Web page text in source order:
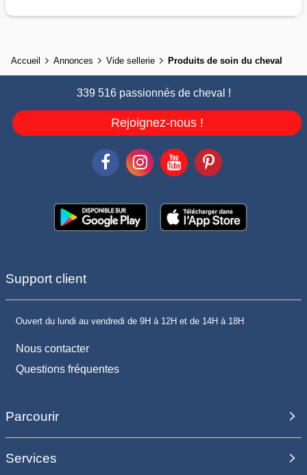
Accueil Annonces Vide sellerie Produits de soin du cheval
339 516 passionnés de cheval !
Rejoignez-nous !
Support client
Ouvert du lundi au vendredi de 9H à 12H et de 14H à 18H
Nous contacter
Questions fréquentes
Parcourir
Services